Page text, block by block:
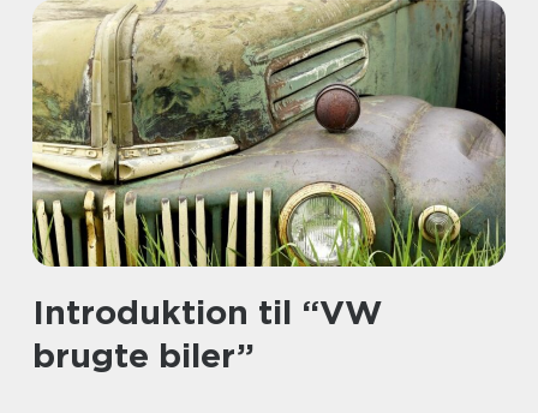
Introduktion til “VW
brugte biler”